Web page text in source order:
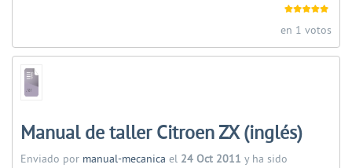
en 1 votos
Manual de taller Citroen ZX (inglés)
Enviado por manual-mecanica el 24 Oct 2011 y ha sido